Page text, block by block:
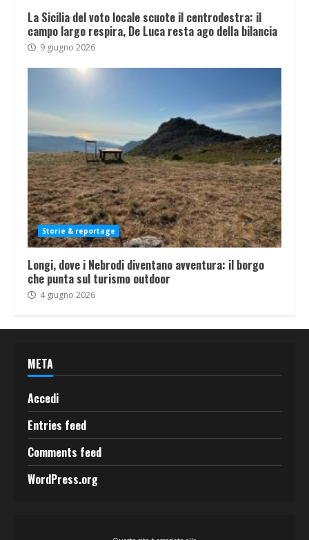
La Sicilia del voto locale scuote il centrodestra: il
campo largo respira, De Luca resta ago della bilancia
9 giugno 2026
Storie & reportage
Longi, dove i Nebrodi diventano avventura: il borgo
che punta sul turismo outdoor
4 giugno 2026
META
Accedi
Entries feed
Comments feed
WordPress.org